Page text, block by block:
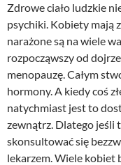
Zdrowe ciało ludzkie
psychiki. Kobiety mają
narażone są na wiele
rozpocząwszy od
menopauzę. Całym
hormony. A kiedy coś
natychmiast jest to
zewnątrz. Dlatego jeśli
skonsultować się
lekarzem. Wiele kobiet